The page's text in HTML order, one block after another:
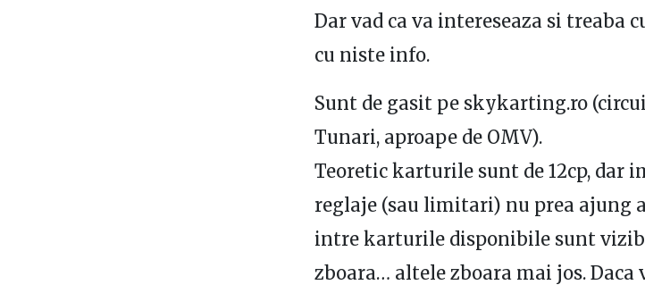
Dar vad ca va intereseaza si treaba
cu niste info.
Sunt de gasit pe skykarting.ro
Tunari, aproape de OMV).
Teoretic karturile sunt de 12cp, dar
reglaje (sau limitari) nu prea ajung
intre karturile disponibile sunt
zboara… altele zboara mai jos. Daca